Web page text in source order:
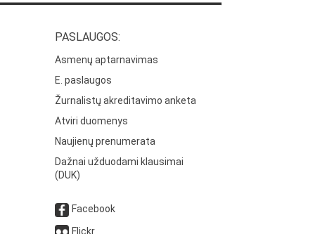
PASLAUGOS:
Asmenų aptarnavimas
E. paslaugos
Žurnalistų akreditavimo anketa
Atviri duomenys
Naujienų prenumerata
Dažnai užduodami klausimai
(DUK)
Facebook
Flickr